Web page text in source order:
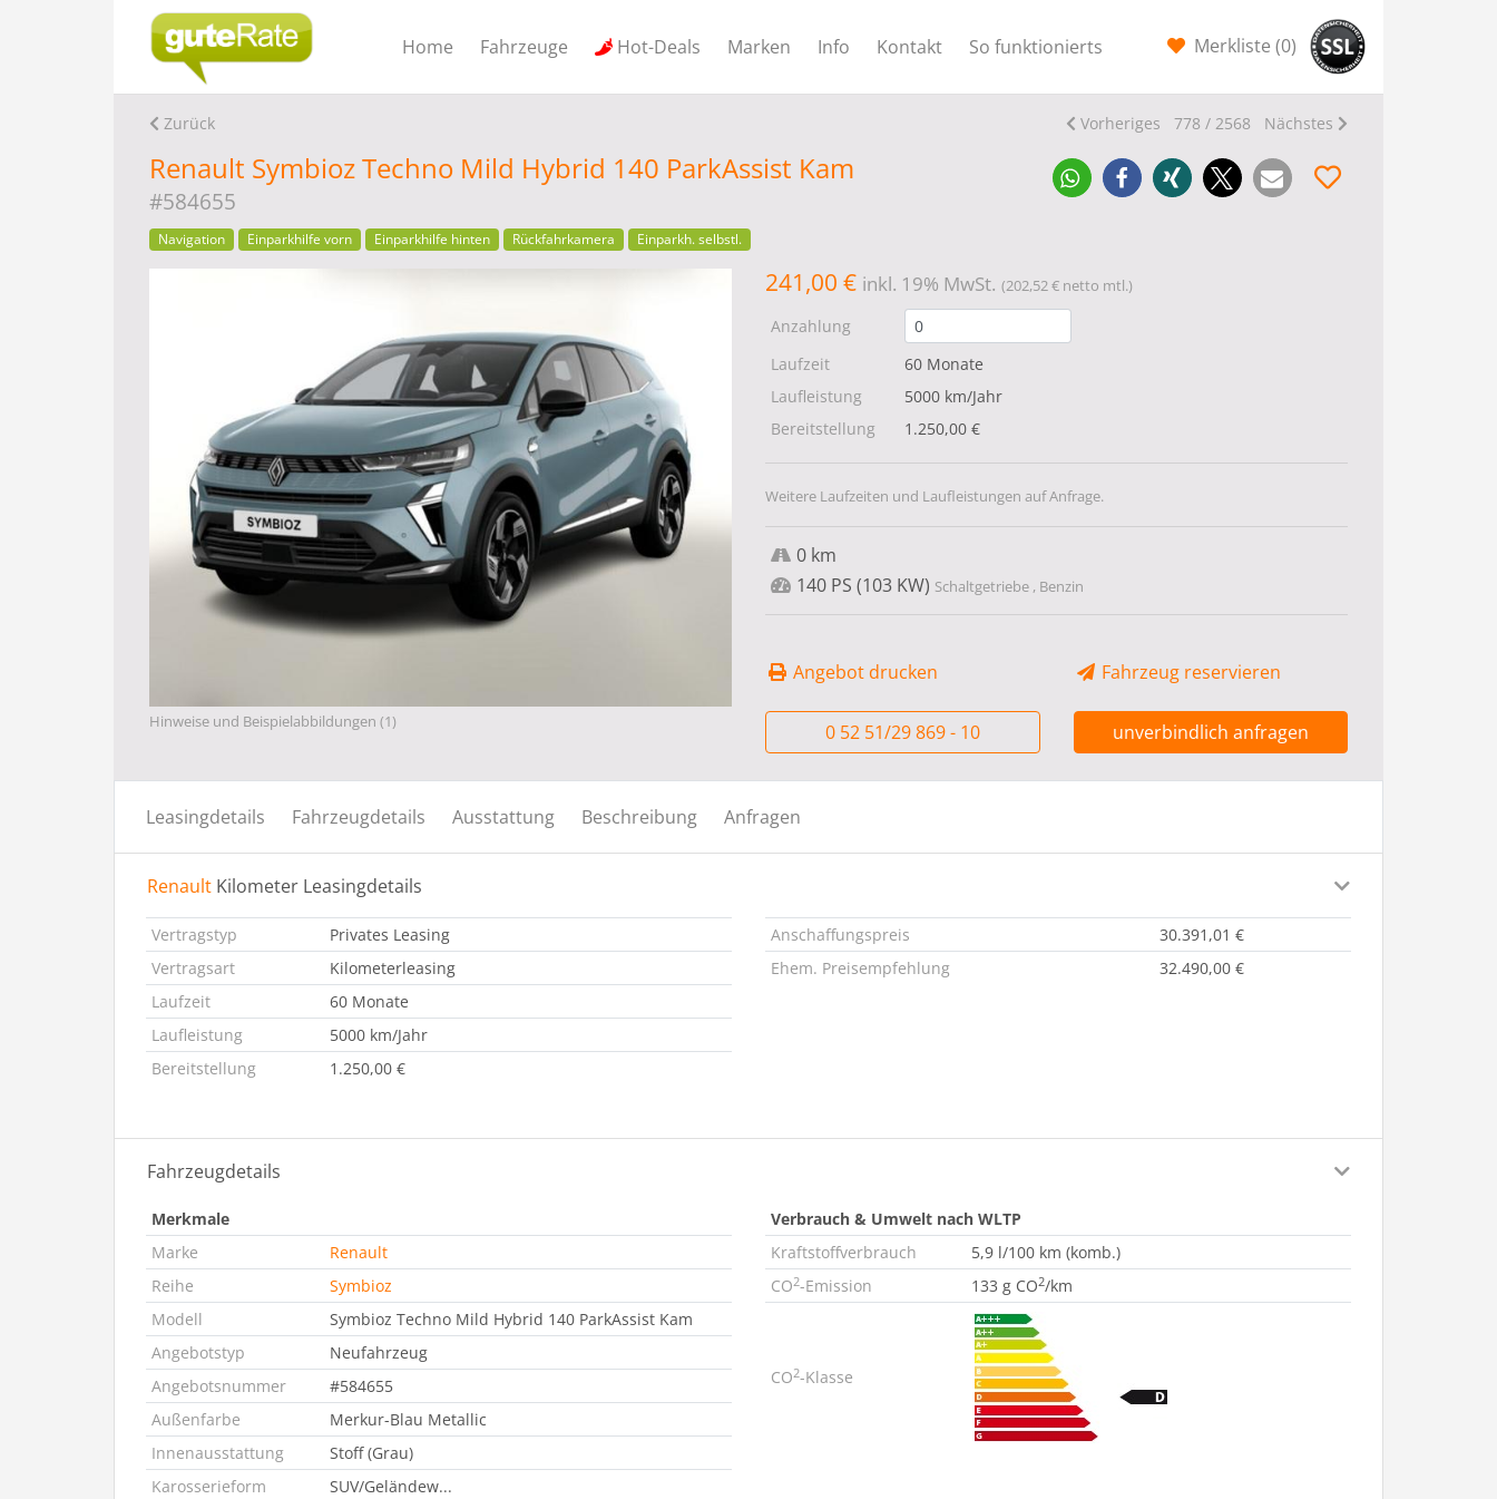
Home Fahrzeuge Hot-Deals Marken Info Kontakt So funktionierts Merkliste (0)
Zurück Vorheriges 778 / 2568 Nächstes
Renault Symbioz Techno Mild Hybrid 140 ParkAssist Kam
#584655
Navigation Einparkhilfe vorn Einparkhilfe hinten Rückfahrkamera Einparkh. selbstl.
Hinweise und Beispielabbildungen (1)
241,00 € inkl. 19% MwSt. (202,52 € netto mtl.)
Anzahlung
Laufzeit
60 Monate
Laufleistung
5000 km/Jahr
Bereitstellung
1.250,00 €
Weitere Laufzeiten und Laufleistungen auf Anfrage.
0 km
140 PS (103 KW) Schaltgetriebe , Benzin
Angebot drucken Fahrzeug reservieren
0 52 51/29 869 - 10 unverbindlich anfragen
Leasingdetails Fahrzeugdetails Ausstattung Beschreibung Anfragen
Renault Kilometer Leasingdetails
Vertragstyp
Privates Leasing
Vertragsart
Kilometerleasing
Laufzeit
60 Monate
Laufleistung
5000 km/Jahr
Bereitstellung
1.250,00 €
Anschaffungspreis
30.391,01 €
Ehem. Preisempfehlung
32.490,00 €
Fahrzeugdetails
Merkmale
Marke
Renault
Reihe
Symbioz
Modell
Symbioz Techno Mild Hybrid 140 ParkAssist Kam
Angebotstyp
Neufahrzeug
Angebotsnummer
#584655
Außenfarbe
Merkur-Blau Metallic
Innenausstattung
Stoff (Grau)
Karosserieform
SUV/Geländew...
Verbrauch & Umwelt nach WLTP
Kraftstoffverbrauch
5,9 l/100 km (komb.)
CO2-Emission 133 g CO2/km
CO2-Klasse